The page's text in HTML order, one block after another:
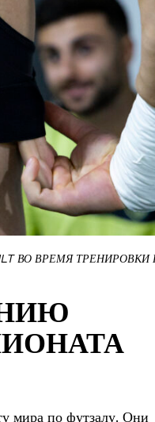
ВО ВРЕМЯ ТРЕНИРОВКИ
мира по футзалу. Они